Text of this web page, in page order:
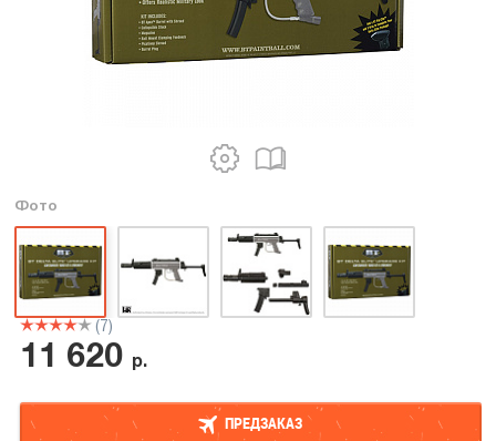
Фото
(7)
11 620 р.
ПРЕДЗАКАЗ